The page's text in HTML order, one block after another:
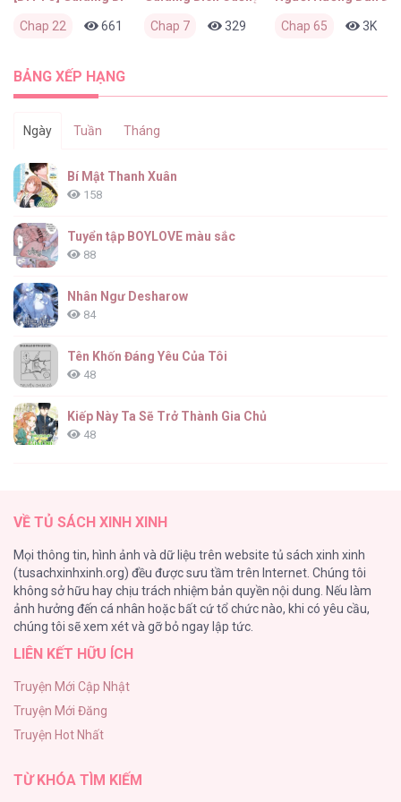
Chap 22 661 0 2 tuần trước
Chap 7 329 3 tháng trước
Chap 65 3K
BẢNG XẾP HẠNG
Ngày Tuần Tháng
Bí Mật Thanh Xuân
158
Tuyển tập BOYLOVE màu sắc
88
Nhân Ngư Desharow
84
Tên Khốn Đáng Yêu Của Tôi
48
Kiếp Này Ta Sẽ Trở Thành Gia Chủ
48
44
Cash Or Credit
44
BÌNH MINH CHIA CẮT BÓNG ĐÊM
ONESHOT CHỊCH VỒN CHỊCH VÃ
31
VỀ TỦ SÁCH XINH XINH
Mọi thông tin, hình ảnh và dữ liệu trên website tủ sách xinh xinh
(tusachxinhxinh.org) đều được sưu tầm trên Internet. Chúng tôi
không sở hữu hay chịu trách nhiệm bản quyền nội dung. Nếu làm
ảnh hưởng đến cá nhân hoặc bất cứ tổ chức nào, khi có yêu cầu,
chúng tôi sẽ xem xét và gỡ bỏ ngay lập tức.
LIÊN KẾT HỮU ÍCH
Truyện Mới Cập Nhật
Truyện Mới Đăng
Truyện Hot Nhất
TỪ KHÓA TÌM KIẾM